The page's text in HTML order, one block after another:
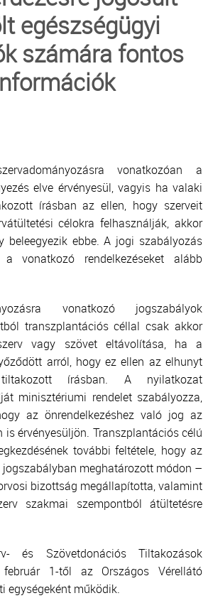
OFFICE
egészségügyi
számára fontos
vonatkozóan a
elve érvényesül, vagyis ha valaki
írásban az ellen, hogy szerveit
célokra felhasználják, akkor
beleegyezik ebbe. A jogi szabályozás
vonatkozó rendelkezéseket alább
vonatkozó jogszabályok
transzplantációs céllal csak akkor
vagy szövet eltávolítása, ha a
arról, hogy ez ellen az elhunyt
írásban. A nyilatkozat
minisztériumi rendelet szabályozza,
az önrendelkezéshez való jog az
érvényesüljön. Transzplantációs célú
további feltétele, hogy az
meghatározott módon –
bizottság megállapította, valamint
szakmai szempontból átültetésre
és Szövetdonációs Tiltakozások
február 1-től az Országos Vérellátó
egységeként működik.